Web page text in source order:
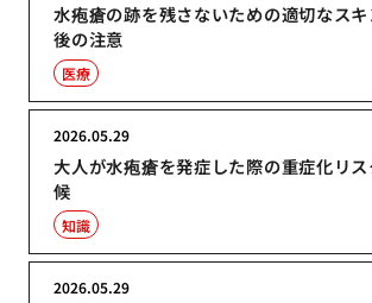
水疱瘡の跡を残さないための適切なス
後の注意
医療
大人が水疱瘡を発症した際の重症化リ
候
2026.05.29
知識
2026.05.29